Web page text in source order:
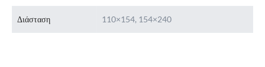
Διάσταση 110×154, 154×240